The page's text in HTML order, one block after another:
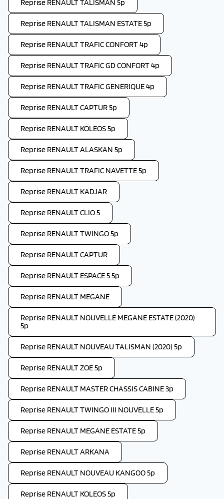
Reprise RENAULT TALISMAN 5p
Reprise RENAULT TALISMAN ESTATE 5p
Reprise RENAULT TRAFIC CONFORT 4p
Reprise RENAULT TRAFIC GD CONFORT 4p
Reprise RENAULT TRAFIC GENERIQUE 4p
Reprise RENAULT CAPTUR 5p
Reprise RENAULT KOLEOS 5p
Reprise RENAULT ALASKAN 5p
Reprise RENAULT TRAFIC NAVETTE 5p
Reprise RENAULT KADJAR
Reprise RENAULT CLIO 5
Reprise RENAULT TWINGO 5p
Reprise RENAULT CAPTUR
Reprise RENAULT ESPACE 5 5p
Reprise RENAULT MEGANE
Reprise RENAULT NOUVELLE MEGANE ESTATE (2020)
5p
Reprise RENAULT NOUVEAU TALISMAN (2020) 5p
Reprise RENAULT ZOE 5p
Reprise RENAULT MASTER CHASSIS CABINE 3p
Reprise RENAULT TWINGO III NOUVELLE 5p
Reprise RENAULT MEGANE ESTATE 5p
Reprise RENAULT ARKANA
Reprise RENAULT NOUVEAU KANGOO 5p
Reprise RENAULT KOLEOS 5p